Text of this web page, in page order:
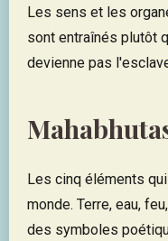
Les sens et les
sont entraînés plutôt
devienne pas
Les cinq éléments
monde. Terre, eau,
des symboles